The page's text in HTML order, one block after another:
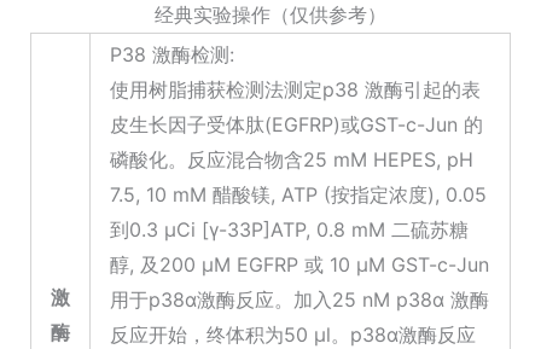
经典实验操作（仅供参考）
激
酶
P38 激酶检测:
使用树脂捕获检测法测定p38 激酶引起的表
皮生长因子受体肽(EGFRP)或GST-c-Jun 的
磷酸化。反应混合物含25 mM HEPES, pH
7.5, 10 mM 醋酸镁, ATP (按指定浓度), 0.05
到0.3 μCi [γ-33P]ATP, 0.8 mM 二硫苏糖
醇, 及200 μM EGFRP 或 10 μM GST-c-Jun
用于p38α激酶反应。加入25 nM p38α 激酶
反应开始，终体积为50 μl。p38α激酶反应